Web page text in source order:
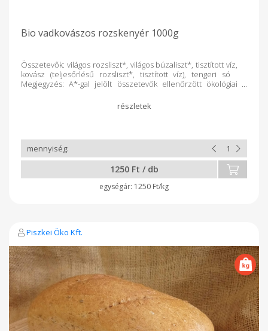
Bio vadkovászos rozskenyér 1000g
Összetevők: világos rozsliszt*, világos búzaliszt*, tisztított víz,
kovász (teljesőrlésű rozsliszt*, tisztított víz), tengeri só
Megjegyzés: A*-gal jelölt összetevők ellenőrzött ökológiai
termékhez oda lehet írni. A vastagon szedett betűk az
allergén anyagokat jelölik. (lisztféléknél glutén, a többi
1250 Ft / db
1250 Ft/kg
Piszkei Öko Kft.